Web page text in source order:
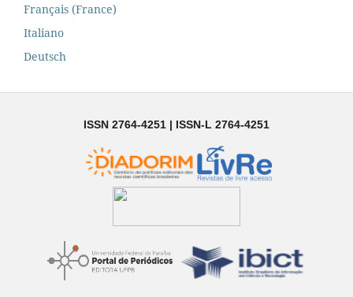
Français (France)
Italiano
Deutsch
ISSN 2764-4251 | ISSN-L 2764-4251